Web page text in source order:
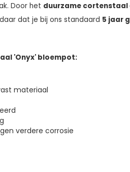
Door het duurzame cortenstaal
dat je bij ons standaard 5 jaar
'Onyx' bloempot:
materiaal
verdere corrosie